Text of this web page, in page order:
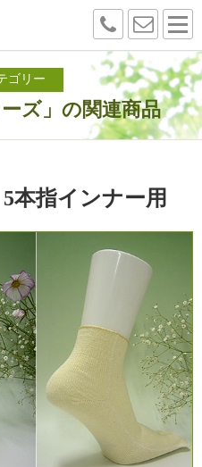
ゴリー
ズ」の関連商品
本指インナー用